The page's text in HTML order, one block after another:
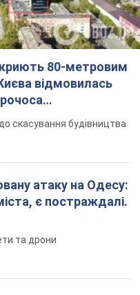
80-метровим
відмовилась
скасування будівництва
атаку на Одесу:
є постраждалі.
та дрони